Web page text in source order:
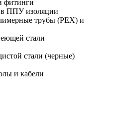
фитинги
в ППУ изоляции
трубы (РЕХ) и
стали
стали (черные)
и кабели